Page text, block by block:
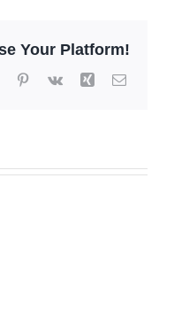
Your Platform!
TumblrPinterest
Vk Xing Email